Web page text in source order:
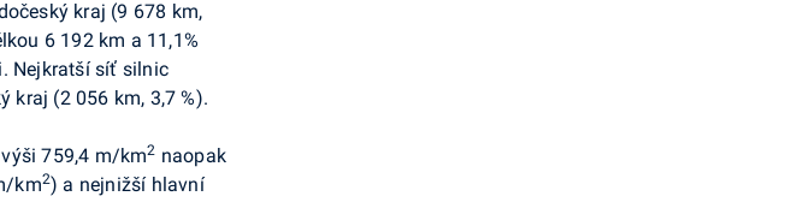
kraj (9 678 km,
6 192 km a 11,1%
Nejkratší síť silnic
kraj (2 056 km, 3,7 %).
759,4 m/km2 naopak
km2) a nejnižší hlavní